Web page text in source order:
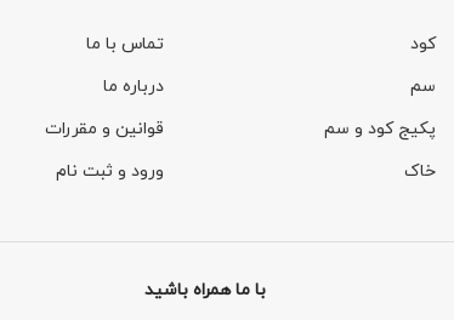
کود
سم
پکیج کود و سم
خاک
تماس با ما
درباره ما
قوانین و مقررات
ورود و ثبت نام
با ما همراه باشید